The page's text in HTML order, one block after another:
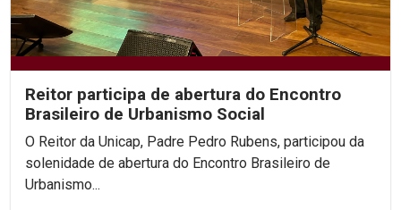
Reitor participa de abertura do Encontro
Brasileiro de Urbanismo Social
O Reitor da Unicap, Padre Pedro Rubens, participou da
solenidade de abertura do Encontro Brasileiro de
Urbanismo...